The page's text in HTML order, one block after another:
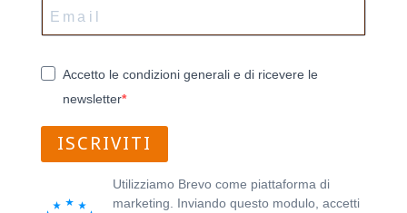
Accetto le condizioni generali e di ricevere le
newsletter
ISCRIVITI
Utilizziamo Brevo come piattaforma di
marketing. Inviando questo modulo, accetti